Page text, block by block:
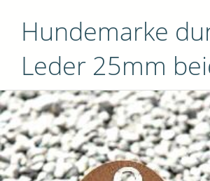
Hundemarke
Leder 25mm